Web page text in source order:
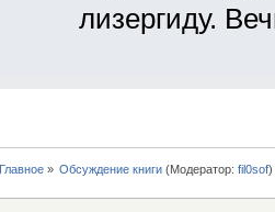
лизергиду.
Главное» Обсуждение книги(Модератор: fil0sof)